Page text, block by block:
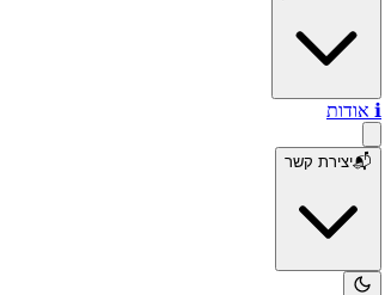
ℹ️ אודות
📬יצירת קשר